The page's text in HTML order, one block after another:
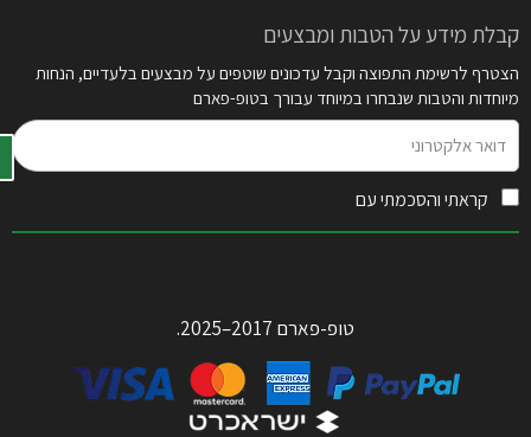
קבלת מידע על הטבות ומבצעים
הצטרף לרשימת התפוצה וקבל עדכונים שוטפים על מבצעים בלעדיים, הנחות
מיוחדות והטבות שנבחרו במיוחד עבורך בטופ-פארם
אלקטרוני
קראתי והסכמתי עם
טופ-פארם 2017–2025.